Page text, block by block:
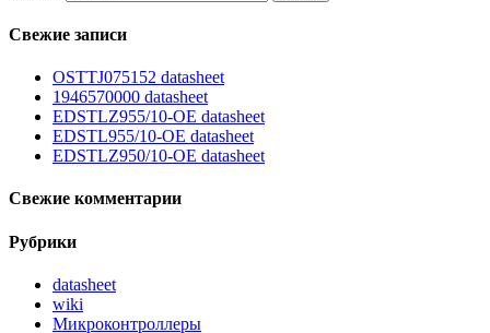
Свежие записи
OSTTJ075152 datasheet
1946570000 datasheet
EDSTLZ955/10-OE datasheet
EDSTL955/10-OE datasheet
EDSTLZ950/10-OE datasheet
Свежие комментарии
Рубрики
datasheet
wiki
Микроконтроллеры